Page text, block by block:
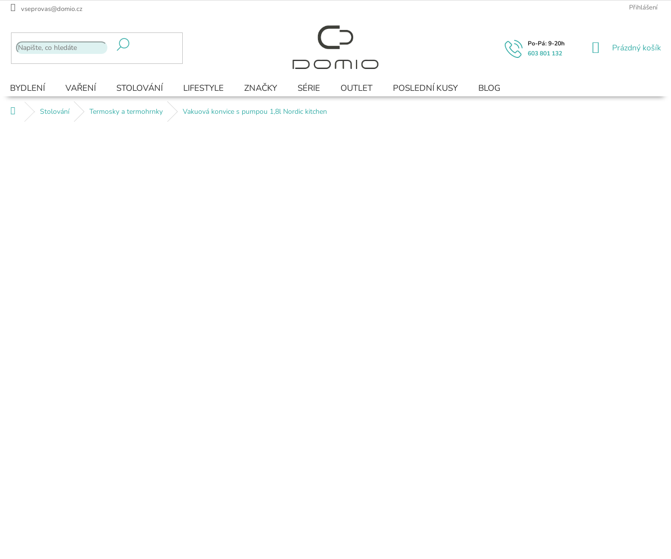
Přejít
vseprovas@domio.cz Přihlášení
603 801 132
NÁKUPNÍ
Prázdný košík
BYDLENÍ VAŘENÍ STOLOVÁNÍ LIFESTYLE ZNAČKY SÉRIE OUTLET POSLEDNÍ KUSY BLOG
Domů Stolování Termosky a termohrnky Vakuová konvice s pumpou 1,8l Nordic kitchen